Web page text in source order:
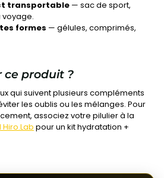
transportable — sac de sport,
formes — gélules, comprimés,
ce produit ?
qui suivent plusieurs compléments
les oublis ou les mélanges. Pour
associez votre pilulier à la
pour un kit hydratation +